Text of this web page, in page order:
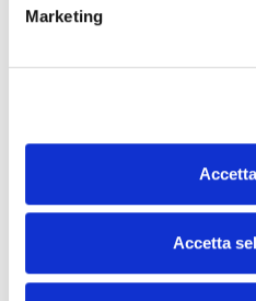
Marketing
Accetta